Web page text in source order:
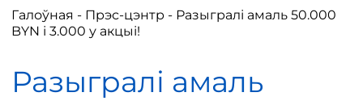
Галоўная - Прэс-цэнтр - Разыгралі амаль 50.000
BYN і 3.000 у акцыі!
Разыгралі амаль